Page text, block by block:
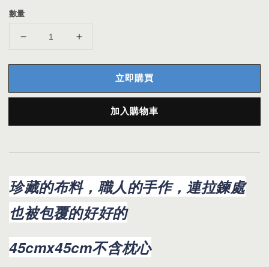
數量
立即購買
加入購物車
珍藏的布料，職人的手作，連拉鍊處
也被包覆的好好的
45cmx45cm不含枕心